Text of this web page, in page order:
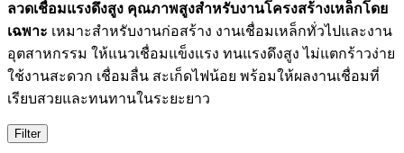
ลวดเชื่อมแรงดึงสูง คุณภาพสูงสำหรับงานโครงสร้างเหล็กโดย
เฉพาะ เหมาะสำหรับงานก่อสร้าง งานเชื่อมเหล็กทั่วไปและงาน
อุตสาหกรรม ให้แนวเชื่อมแข็งแรง ทนแรงดึงสูง ไม่แตกร้าวง่าย
ใช้งานสะดวก เชื่อมลื่น สะเก็ดไฟน้อย พร้อมให้ผลงานเชื่อมที่
เรียบสวยและทนทานในระยะยาว
Filter